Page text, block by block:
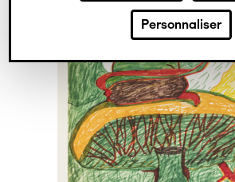
Personnaliser